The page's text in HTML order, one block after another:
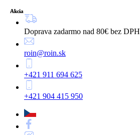
Doprava zadarmo nad 80€ bez DPH
roin@roin.sk
+421 911 694 625
+421 904 415 950
Akcia
Akcia
Akcia